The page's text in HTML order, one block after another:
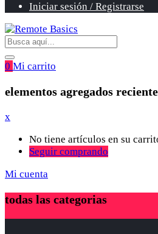
Iniciar sesión / Registrarse
0 Mi carrito
elementos agregados
x
No tiene artículos en su
Seguir comprando
Mi cuenta
todas las categorias